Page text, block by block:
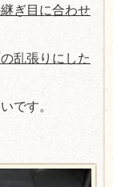
ぎ目に合わせ
乱張りにした
です。